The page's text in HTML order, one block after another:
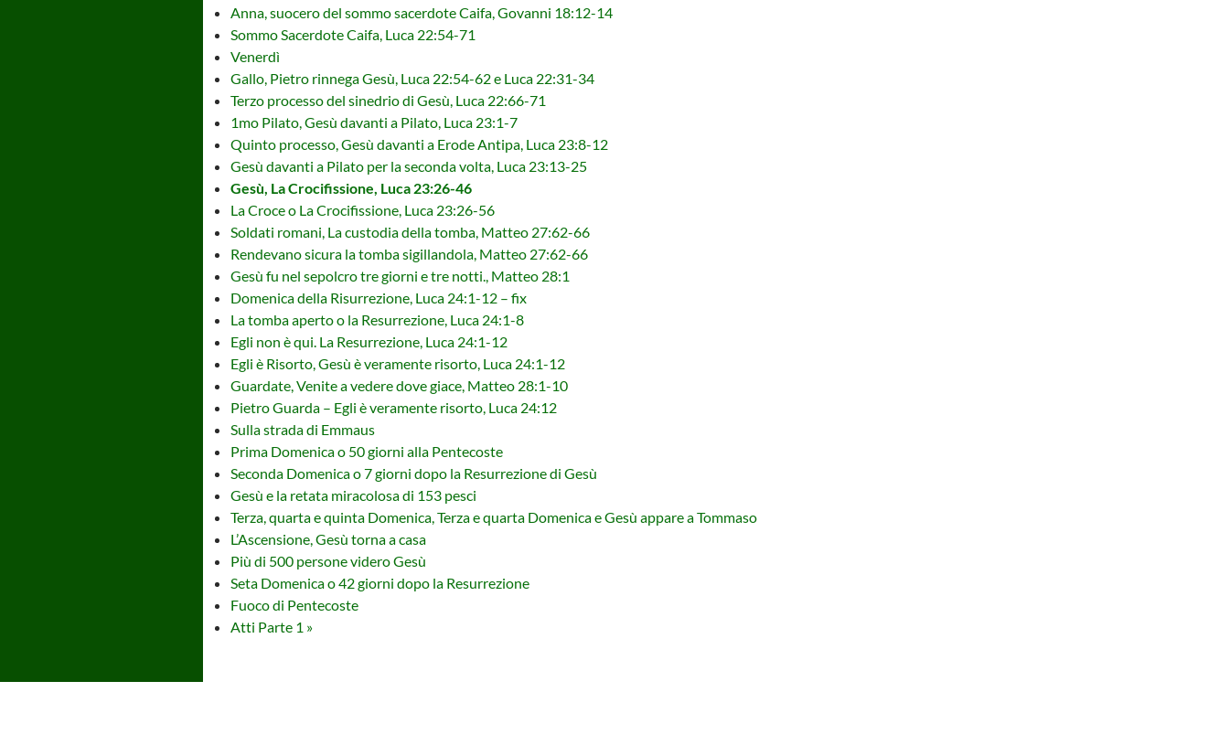
Anna, suocero del sommo sacerdote Caifa, Govanni 18:12-14
Sommo Sacerdote Caifa, Luca 22:54-71
Venerdì
Gallo, Pietro rinnega Gesù, Luca 22:54-62 e Luca 22:31-34
Terzo processo del sinedrio di Gesù, Luca 22:66-71
1mo Pilato, Gesù davanti a Pilato, Luca 23:1-7
Quinto processo, Gesù davanti a Erode Antipa, Luca 23:8-12
Gesù davanti a Pilato per la seconda volta, Luca 23:13-25
Gesù, La Crocifissione, Luca 23:26-46
La Croce o La Crocifissione, Luca 23:26-56
Soldati romani, La custodia della tomba, Matteo 27:62-66
Rendevano sicura la tomba sigillandola, Matteo 27:62-66
Gesù fu nel sepolcro tre giorni e tre notti., Matteo 28:1
Domenica della Risurrezione, Luca 24:1-12 – fix
La tomba aperto o la Resurrezione, Luca 24:1-8
Egli non è qui. La Resurrezione, Luca 24:1-12
Egli è Risorto, Gesù è veramente risorto, Luca 24:1-12
Guardate, Venite a vedere dove giace, Matteo 28:1-10
Pietro Guarda – Egli è veramente risorto, Luca 24:12
Sulla strada di Emmaus
Prima Domenica o 50 giorni alla Pentecoste
Seconda Domenica o 7 giorni dopo la Resurrezione di Gesù
Gesù e la retata miracolosa di 153 pesci
Terza, quarta e quinta Domenica, Terza e quarta Domenica e Gesù appare a Tommaso
L’Ascensione, Gesù torna a casa
Più di 500 persone videro Gesù
Seta Domenica o 42 giorni dopo la Resurrezione
Fuoco di Pentecoste
Atti Parte 1 »